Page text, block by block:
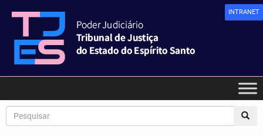
INTRANET